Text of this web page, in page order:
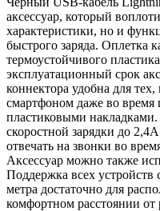
аксессуар, который
характеристики, но и
быстрого заряда. Оплетка
термоустойчивого
эксплуатационный срок
коннектора удобна для тех,
смартфоном даже во время
пластиковыми
скоростной зарядки до
отвечать на звонки во
Аксессуар можно также
Поддержка всех
метра достаточно для
комфортном расстоянии от